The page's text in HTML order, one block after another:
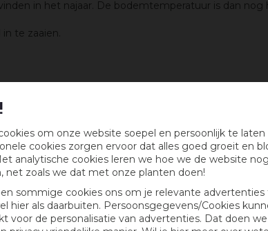
om onze website soepel en persoonlijk te laten
cookies zorgen ervoor dat alles goed groeit en
analytische cookies leren we hoe we de website
net zoals we dat met onze planten doen!
sommige cookies ons om je relevante advertenties
hier als daarbuiten. Persoonsgegevens/Cookies
voor de personalisatie van advertenties. Dat doen we
in het najaar. De bodemtemperatuur is dan
te zaaien.
jaren gewaarborgd.
25 °C. De meest optimale perioden zijn maart
is sterk afhankelijk van de bodemtemperatuur
grond na het zaaien vochtig tot het gras duidelijk